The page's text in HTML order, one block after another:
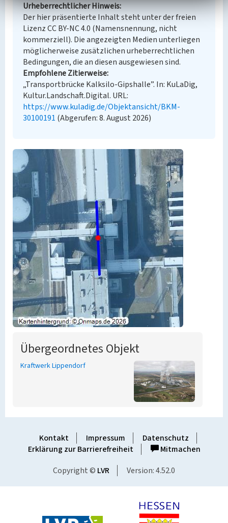
Urheberrechtlicher Hinweis
Der hier präsentierte Inhalt steht unter der freien
Lizenz CC BY-NC 4.0 (Namensnennung, nicht
kommerziell). Die angezeigten Medien unterliegen
möglicherweise zusätzlichen urheberrechtlichen
Bedingungen, die an diesen ausgewiesen sind.
Empfohlene Zitierweise
„Transportbrücke Kalksilo-Gipshalle”. In: KuLaDig,
Kultur.Landschaft.Digital. URL:
https://www.kuladig.de/Objektansicht/BKM-
30100191 (Abgerufen: 8. August 2026)
Übergeordnetes Objekt
Kraftwerk Lippendorf
Kontakt Impressum
Datenschutz
Erklärung zur Barrierefreiheit
Mitmachen
Copyright © LVR Version: 4.52.0